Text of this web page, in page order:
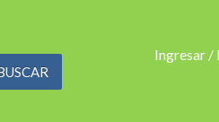
Ingresar /